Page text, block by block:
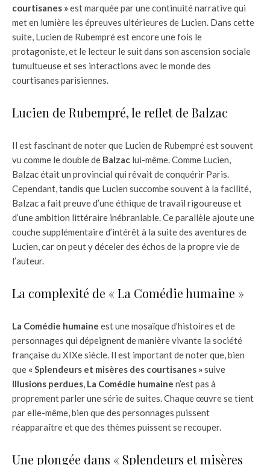
courtisanes »est marquée par une continuité narrative qui
met en lumière les épreuves ultérieures de Lucien. Dans cette
suite, Lucien de Rubempré est encore une fois le
protagoniste, et le lecteur le suit dans son ascension sociale
tumultueuse et ses interactions avec le monde des
courtisanes parisiennes.
Lucien de Rubempré, le reflet de Balzac
Il est fascinant de noter que Lucien de Rubempré est souvent
vu comme le double de Balzac lui-même. Comme Lucien,
Balzac était un provincial qui rêvait de conquérir Paris.
Cependant, tandis que Lucien succombe souvent à la facilité,
Balzac a fait preuve d’une éthique de travail rigoureuse et
d’une ambition littéraire inébranlable. Ce parallèle ajoute une
couche supplémentaire d’intérêt à la suite des aventures de
Lucien, car on peut y déceler des échos de la propre vie de
l’auteur.
La complexité de « La Comédie humaine »
La Comédie humaine est une mosaïque d’histoires et de
personnages qui dépeignent de manière vivante la société
française du XIXe siècle. Il est important de noter que, bien
que « Splendeurs et misères des courtisanes »suive
Illusions perdues, La Comédie humaine n’est pas à
proprement parler une série de suites. Chaque œuvre se tient
par elle-même, bien que des personnages puissent
réapparaître et que des thèmes puissent se recouper.
Une plongée dans « Splendeurs et misères